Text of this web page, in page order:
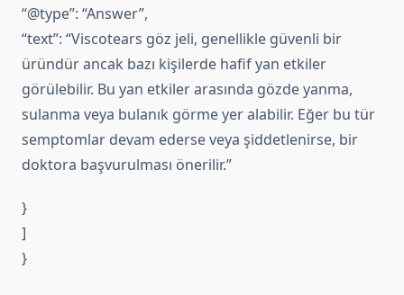
“@type”: “Answer”,
“text”: “Viscotears göz jeli, genellikle güvenli bir
üründür ancak bazı kişilerde hafif yan etkiler
görülebilir. Bu yan etkiler arasında gözde yanma,
sulanma veya bulanık görme yer alabilir. Eğer bu tür
semptomlar devam ederse veya şiddetlenirse, bir
doktora başvurulması önerilir.”
}
]
}